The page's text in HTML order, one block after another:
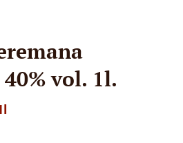
vol. 1l.